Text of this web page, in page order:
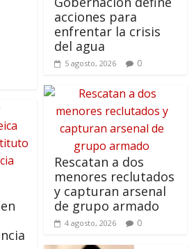
acciones para
enfrentar la crisis
del agua
5 agosto, 2026 0
Rescatan a dos
menores reclutados
y capturan arsenal
de grupo armado
4 agosto, 2026 0